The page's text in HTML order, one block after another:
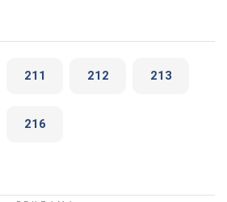
211 212 213
216